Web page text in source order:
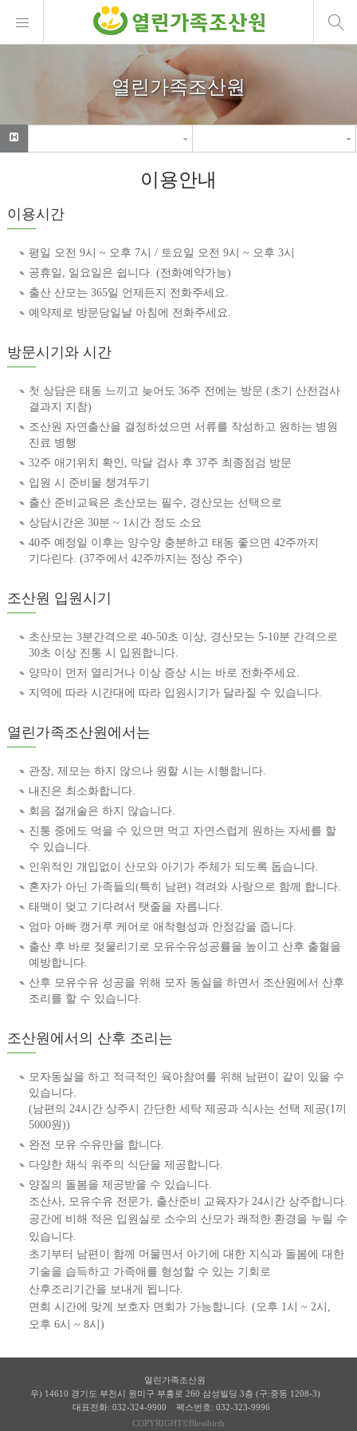
열린가족조산원
이용안내
이용시간
평일 오전 9시 ~ 오후 7시 / 토요일 오전 9시 ~ 오후 3시
공휴일, 일요일은 쉽니다. (전화예약가능)
출산 산모는 365일 언제든지 전화주세요.
예약제로 방문당일날 아침에 전화주세요.
방문시기와 시간
첫 상담은 태동 느끼고 늦어도 36주 전에는 방문 (초기 산전검사
결과지 지참)
조산원 자연출산을 결정하셨으면 서류를 작성하고 원하는 병원
진료 병행
32주 애기위치 확인, 막달 검사 후 37주 최종점검 방문
입원 시 준비물 챙겨두기
출산 준비교육은 초산모는 필수, 경산모는 선택으로
상담시간은 30분 ~ 1시간 정도 소요
40주 예정일 이후는 양수양 충분하고 태동 좋으면 42주까지
기다린다. (37주에서 42주까지는 정상 주수)
조산원 입원시기
초산모는 3분간격으로 40-50초 이상, 경산모는 5-10분 간격으로
30초 이상 진통 시 입원합니다.
양막이 먼저 열리거나 이상 증상 시는 바로 전화주세요.
지역에 따라 시간대에 따라 입원시기가 달라질 수 있습니다.
열린가족조산원에서는
관장, 제모는 하지 않으나 원할 시는 시행합니다.
내진은 최소화합니다.
회음 절개술은 하지 않습니다.
진통 중에도 먹을 수 있으면 먹고 자연스럽게 원하는 자세를 할
수 있습니다.
인위적인 개입없이 산모와 아기가 주체가 되도록 돕습니다.
혼자가 아닌 가족들의(특히 남편) 격려와 사랑으로 함께 합니다.
태맥이 멎고 기다려서 탯줄을 자릅니다.
엄마 아빠 캥거루 케어로 애착형성과 안정감을 줍니다.
출산 후 바로 젖물리기로 모유수유성공률을 높이고 산후 출혈을
예방합니다.
산후 모유수유 성공을 위해 모자 동실을 하면서 조산원에서 산후
조리를 할 수 있습니다.
조산원에서의 산후 조리는
모자동실을 하고 적극적인 육아참여를 위해 남편이 같이 있을 수
있습니다.
(남편의 24시간 상주시 간단한 세탁 제공과 식사는 선택 제공(1끼
5000원))
완전 모유 수유만을 합니다.
다양한 채식 위주의 식단을 제공합니다.
양질의 돌봄을 제공받을 수 있습니다.
조산사, 모유수유 전문가, 출산준비 교육자가 24시간 상주합니다.
공간에 비해 적은 입원실로 소수의 산모가 쾌적한 환경을 누릴 수
있습니다.
초기부터 남편이 함께 머물면서 아기에 대한 지식과 돌봄에 대한
기술을 습득하고 가족애를 형성할 수 있는 기회로
산후조리기간을 보내게 됩니다.
면회 시간에 맞게 보호자 면회가 가능합니다. (오후 1시 ~ 2시,
오후 6시 ~ 8시)
열린가족조산원
우) 14610 경기도 부천시 원미구 부흥로 260 삼성빌딩 3층 (구:중동 1208-3)
대표전화: 032-324-9900
팩스번호: 032-323-9996
COPYRIGHT©Blessbirth